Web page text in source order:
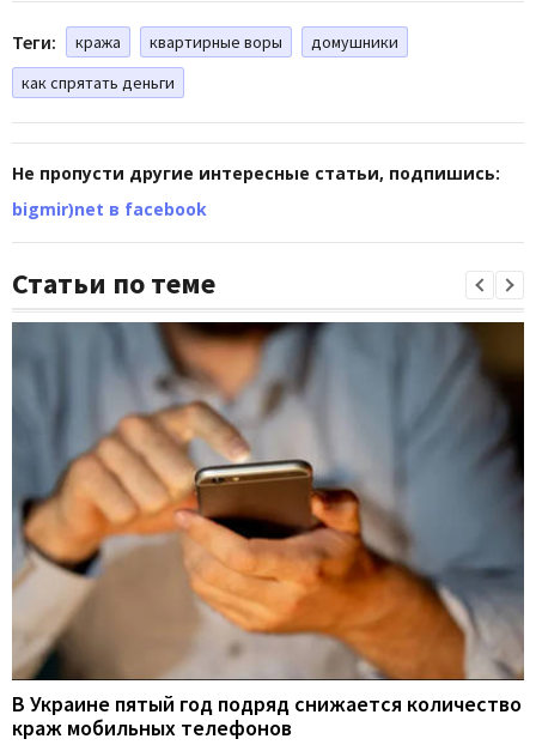
Теги: кража квартирные воры
домушники
как спрятать деньги
Не пропусти другие интересные статьи, подпишись:
bigmir)net в facebook
Статьи по теме
В Украине пятый год подряд снижается количество
краж мобильных телефонов